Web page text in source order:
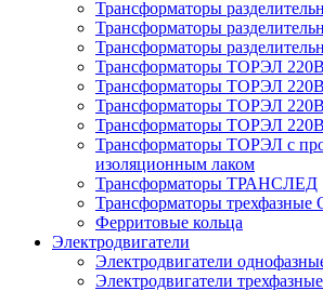
Трансформаторы
Трансформаторы
Трансформаторы
Трансформаторы ТОРЭЛ
Трансформаторы ТОРЭЛ
Трансформаторы ТОРЭЛ
Трансформаторы ТОРЭЛ
Трансформаторы ТОРЭЛ с
изоляционным лаком
Трансформаторы ТРАНСЛЕД
Трансформаторы
Ферритовые кольца
Электродвигатели
Электродвигатели
Электродвигатели